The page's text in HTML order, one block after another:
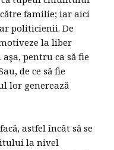
familie; iar aici
politicienii. De
la liber
pentru ca să fie
de ce să fie
lor generează
astfel încât să se
la nivel